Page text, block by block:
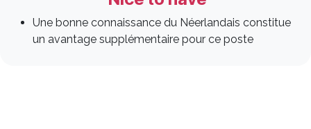
Une bonne connaissance du Néerlandais constitue
un avantage supplémentaire pour ce poste